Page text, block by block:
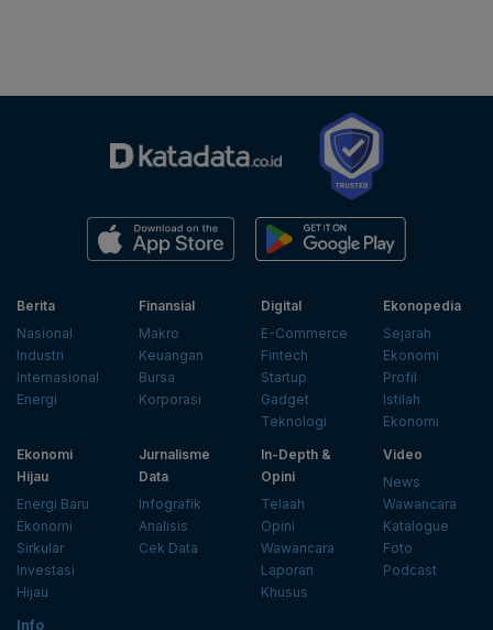
Berita
Nasional
Industri
Internasional
Energi
Finansial
Makro
Keuangan
Bursa
Korporasi
Digital
E-Commerce
Fintech
Startup
Gadget
Teknologi
Ekonopedia
Sejarah
Ekonomi
Profil
Istilah
Ekonomi
Ekonomi
Hijau
Energi Baru
Ekonomi
Sirkular
Investasi
Hijau
Jurnalisme
Data
Infografik
Analisis
Cek Data
In-Depth &
Opini
Telaah
Opini
Wawancara
Laporan
Khusus
Video
News
Wawancara
Katalogue
Foto
Podcast
Info